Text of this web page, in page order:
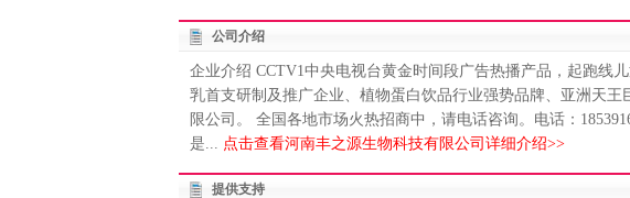
公司介绍
企业介绍 CCTV1中央电视台黄金时间段广告热播产品，起跑线
乳首支研制及推广企业、植物蛋白饮品行业强势品牌、亚洲天
限公司。 全国各地市场火热招商中，请电话咨询。电话：
是... 点击查看河南丰之源生物科技有限公司详细介绍>>
提供支持